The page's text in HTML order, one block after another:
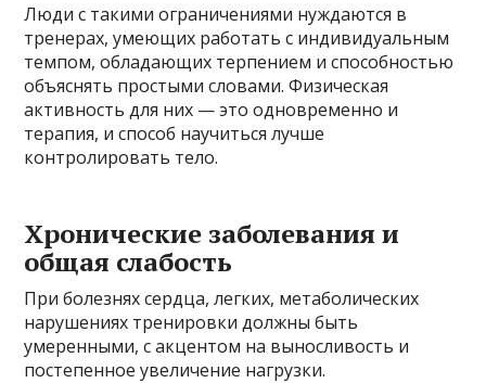
Люди с такими ограничениями нуждаются в
тренерах, умеющих работать с индивидуальным
темпом, обладающих терпением и способностью
объяснять простыми словами. Физическая
активность для них — это одновременно и
терапия, и способ научиться лучше
контролировать тело.
Хронические заболевания и
общая слабость
При болезнях сердца, легких, метаболических
нарушениях тренировки должны быть
умеренными, с акцентом на выносливость и
постепенное увеличение нагрузки.